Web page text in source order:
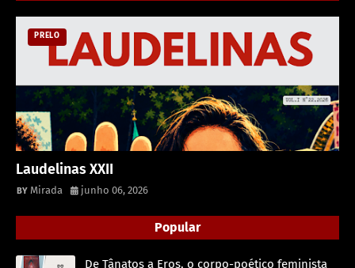
PRELO
Laudelinas XXII
Mirada junho 06, 2026
Popular
De Tânatos a Eros, o corpo-poético feminista